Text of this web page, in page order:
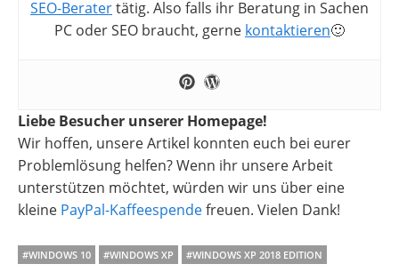
SEO-Beratertätig. Also falls ihr Beratung in Sachen
PC oder SEO braucht, gerne kontaktieren🙂
Liebe Besucher unserer Homepage!
Wir hoffen, unsere Artikel konnten euch bei eurer
Problemlösung helfen? Wenn ihr unsere Arbeit
unterstützen möchtet, würden wir uns über eine
kleine PayPal-Kaffeespendefreuen. Vielen Dank!
#WINDOWS 10 #WINDOWS XP #WINDOWS XP 2018 EDITION